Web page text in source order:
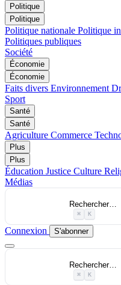
Politique
Politique
Politique nationale Politique
Politiques publiques
Société
Économie
Économie
Faits divers Environnement
Sport
Santé
Santé
Agriculture Commerce
Plus
Plus
Éducation Justice Culture
Médias
Rechercher…
⌘ K
Connexion S'abonner
Rechercher…
⌘ K